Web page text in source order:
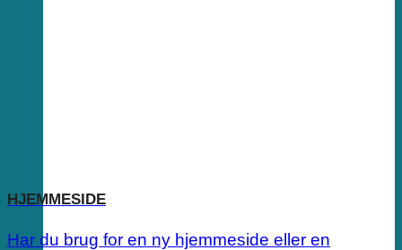
HJEMMESIDE
Har du brug for en ny hjemmeside eller en